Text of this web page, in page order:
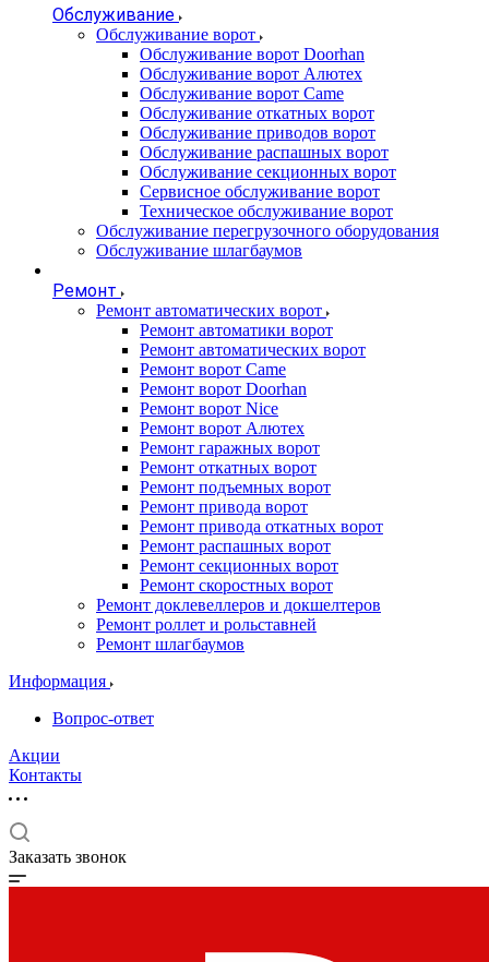
Обслуживание
Обслуживание ворот
Обслуживание ворот Doorhan
Обслуживание ворот Алютех
Обслуживание ворот Сame
Обслуживание откатных ворот
Обслуживание приводов ворот
Обслуживание распашных ворот
Обслуживание секционных ворот
Сервисное обслуживание ворот
Техническое обслуживание ворот
Обслуживание перегрузочного оборудования
Обслуживание шлагбаумов
Ремонт
Ремонт автоматических ворот
Ремонт автоматики ворот
Ремонт автоматических ворот
Ремонт ворот Came
Ремонт ворот Doorhan
Ремонт ворот Nice
Ремонт ворот Алютех
Ремонт гаражных ворот
Ремонт откатных ворот
Ремонт подъемных ворот
Ремонт привода ворот
Ремонт привода откатных ворот
Ремонт распашных ворот
Ремонт секционных ворот
Ремонт скоростных ворот
Ремонт доклевеллеров и докшелтеров
Ремонт роллет и рольставней
Ремонт шлагбаумов
Информация
Вопрос-ответ
Акции
Контакты
Заказать звонок